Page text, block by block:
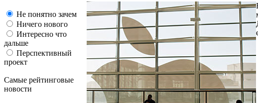
Не понятно зачем
Ничего нового
Интересно что
дальше
Перспективный
проект
Самые рейтинговые
новости